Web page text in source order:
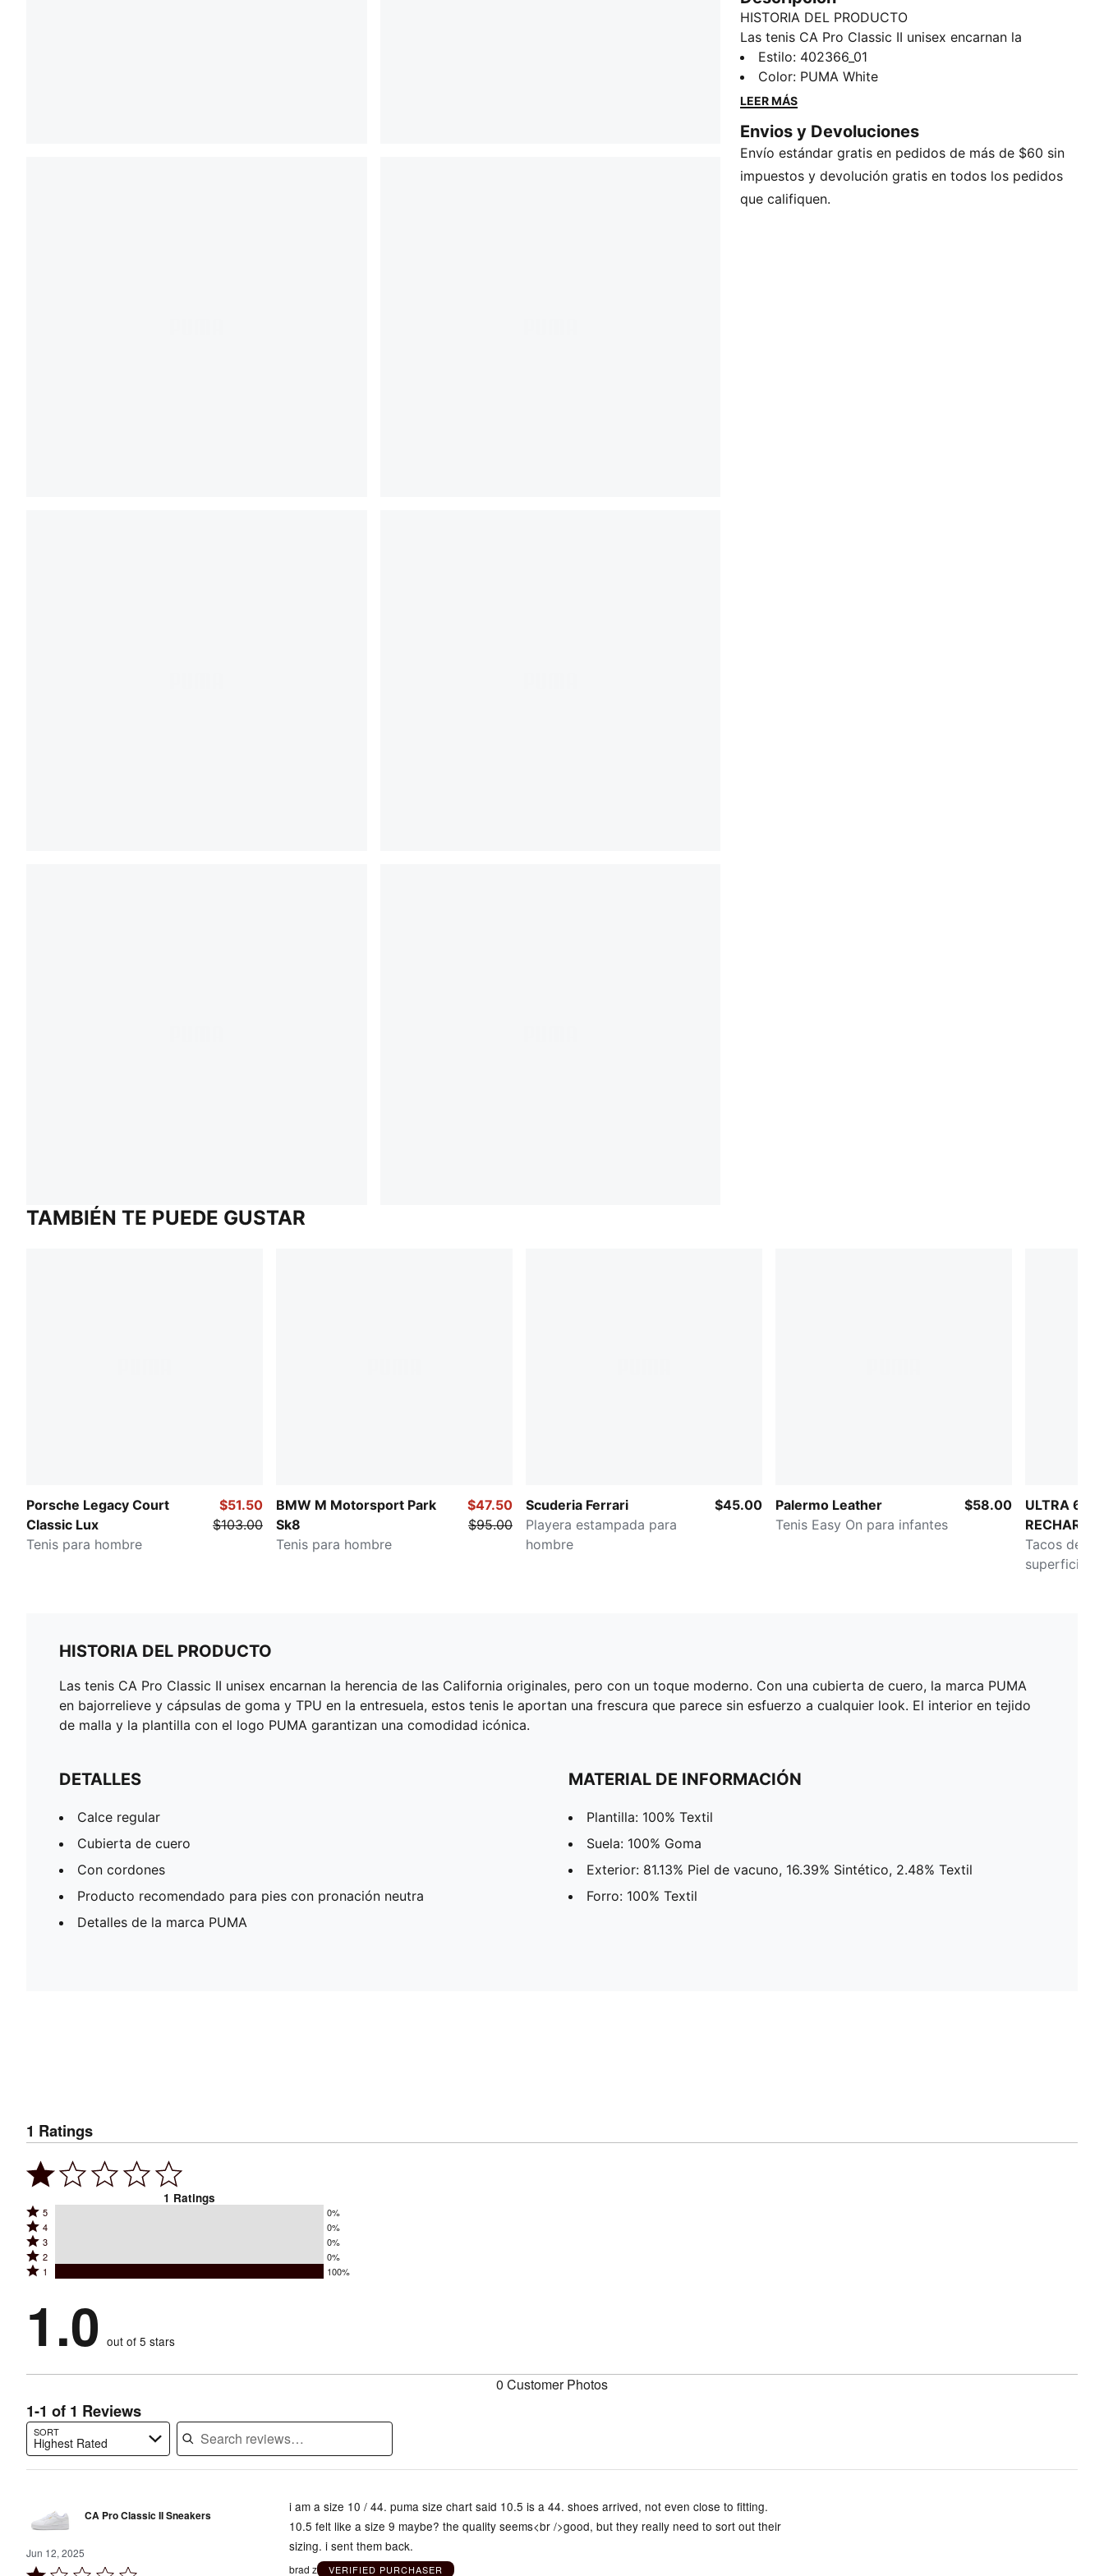
HISTORIA DEL PRODUCTO
Las tenis CA Pro Classic II unisex encarnan la
herencia de las California originales, pero con un
toque moderno. Con una cubierta de cuero, la marca
PUMA en bajorrelieve y cápsulas de goma y TPU en
parece sin esfuerzo a cualquier look. El interior en
tejido de malla y la plantilla con el logo PUMA
garantizan una comodidad icónica.
DETALLES
Estilo: 402366_01
Color: PUMA White
LEER MÁS
Envios y Devoluciones
Envío estándar gratis en pedidos de más de $60 sin
impuestos y devolución gratis en todos los pedidos
que califiquen.
TAMBIÉN TE PUEDE GUSTAR
Porsche Legacy Court
Classic Lux
Tenis para hombre
$51.50
$103.00
BMW M Motorsport Park
Sk8
Tenis para hombre
$47.50
$95.00
Scuderia Ferrari
Playera estampada para
hombre
$45.00
Palermo Leather
Tenis Easy On para infantes
$58.00
ULTRA 6
RECHARGE
Tacos de
superficies
HISTORIA DEL PRODUCTO
Las tenis CA Pro Classic II unisex encarnan la herencia de las California originales, pero con un toque moderno. Con una cubierta de cuero, la marca PUMA
en bajorrelieve y cápsulas de goma y TPU en la entresuela, estos tenis le aportan una frescura que parece sin esfuerzo a cualquier look. El interior en tejido
de malla y la plantilla con el logo PUMA garantizan una comodidad icónica.
DETALLES
Calce regular
Cubierta de cuero
Con cordones
Producto recomendado para pies con pronación neutra
Detalles de la marca PUMA
MATERIAL DE INFORMACIÓN
Plantilla: 100% Textil
Suela: 100% Goma
Exterior: 81.13% Piel de vacuno, 16.39% Sintético, 2.48% Textil
Forro: 100% Textil
1 Ratings
1 Ratings
Rated
5
stars
by
reviewers
5 0%
Rated
4
stars
by
of
reviewers
4 0%
Rated
3
stars
0%
reviewers
3 0%
Rated
2
by
2 0%
Rated
stars
by
100%
reviewers
1 100%
1.0 out of 5 stars
0 Customer Photos
1-1 of 1 Reviews
SORT
Highest Rated
Search reviews…
CA Pro Classic II Sneakers
Jun 12, 2025
i am a size 10 / 44. puma size chart said 10.5 is a 44. shoes arrived, not even close to fitting.
10.5 felt like a size 9 maybe? the quality seems<br />good, but they really need to sort out their
sizing. i sent them back.
brad z VERIFIED PURCHASER